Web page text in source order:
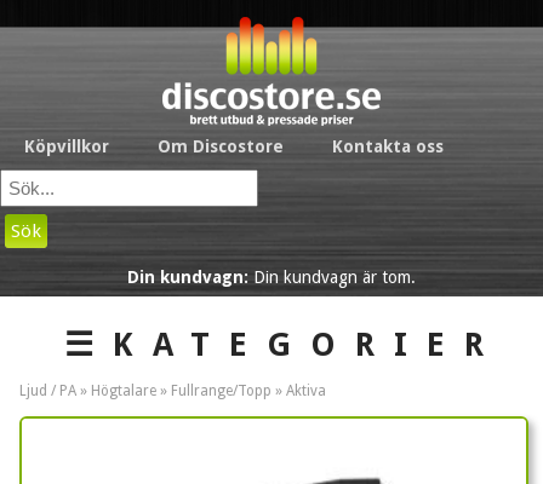
Köpvillkor Om Discostore Kontakta oss
Sök
Din kundvagn: Din kundvagn är tom.
Ljud / PA » Högtalare » Fullrange/Topp » Aktiva
☰KATEGORIER